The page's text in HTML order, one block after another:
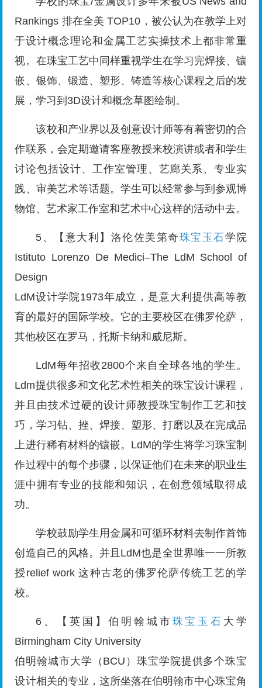
Rankings 排在全美 TOP10，被公认为在教学上对
于设计概念理论和金属工艺实操技术上都非常重
视。在珠宝工艺中同样重视学生在学习完焊接、镶
嵌、银饰、锻造、塑形、铸造等核心课程之后的发
展，学习到3D设计和概念草图绘制。
该校和产业界以及创意设计师等有着密切的合
作联系，会定期邀请客座教授来校演讲或者和学生
讨论包括设计、工作室管理、艺廊关系、专业实
践、审美艺术等话题。学生可以经常参与到参观博
物馆、艺术家工作室和艺术中心这样的活动中去。
5、【意大利】洛伦佐美第奇珠宝玉石学院
Istituto Lorenzo De Medici–The LdM School of
Design
LdM设计学院1973年成立，是意大利提供高等教
育的最好的国际学校。它的主要校区在佛罗伦萨，
其他校区在罗马，托斯卡纳和威尼斯。
LdM每年招收2800个来自全球各地的学生。
Ldm提供很多和文化艺术性相关的珠宝设计课程，
并且由技术过硬的设计师教授珠宝制作工艺和技
巧，学习钻、挫、焊接、塑形、打磨以及在完成品
上进行稀有材料的镶嵌。LdM的学生将学习珠宝制
作过程中的每个步骤，以保证他们在未来的职业生
涯中拥有专业的技能和知识，在创意领域取得成
功。
学校鼓励学生用金属和可循环材料去制作首饰
创造自己的风格。并且LdM也是全世界唯一一所教
授relief work 这种古老的佛罗伦萨传统工艺的学
校。
6、【英国】伯明翰城市 珠宝玉石 大学
Birmingham City University
伯明翰城市大学（BCU）珠宝学院提供多个珠宝
设计相关的专业，这所坐落在伯明翰市中心珠宝角